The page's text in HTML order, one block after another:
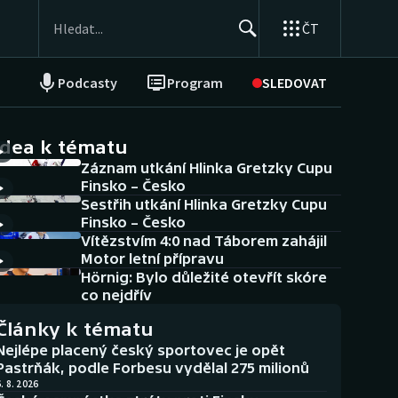
ČT
Podcasty Program SLEDOVAT
NEPŘEHLÉDNĚTE
Historické návraty
Aplikace ČT sport
AZ kvíz
k tématu
Záznam utkání Hlinka Gretzky Cupu
Finsko – Česko
Sestřih utkání Hlinka Gretzky Cupu
Finsko – Česko
Vítězstvím 4:0 nad Táborem zahájil
Motor letní přípravu
Hörnig: Bylo důležité otevřít skóre
co nejdřív
k tématu
placený český sportovec je opět
podle Forbesu vydělal 275 milionů
8. 2026